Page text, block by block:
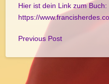
Hier ist dein Link zum Buch:
https://
Previous Post